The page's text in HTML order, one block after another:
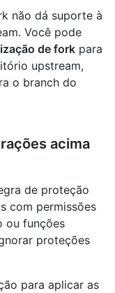
não dá suporte à
Você pode
de fork para
upstream,
o branch do
acima
de proteção
com permissões
ou funções
proteções
para aplicar as